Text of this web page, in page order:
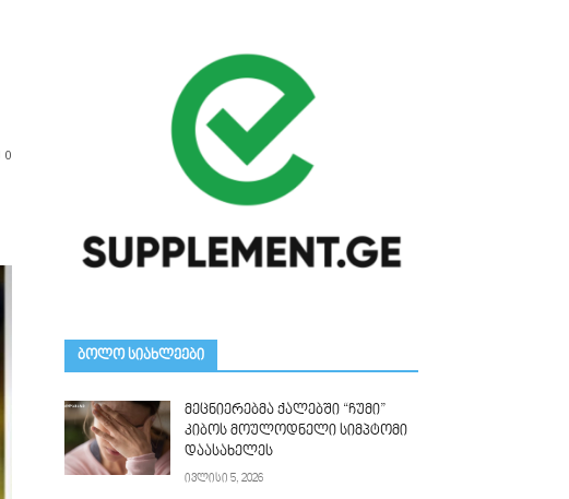
0
ᲑᲝᲚᲝ ᲡᲘᲐᲮᲚᲔᲔᲑᲘ
მეცნიერებმა ქალებში “ჩუმი”
კიბოს მოულოდნელი სიმპტომი
დაასახელეს
ივლისი 5, 2026